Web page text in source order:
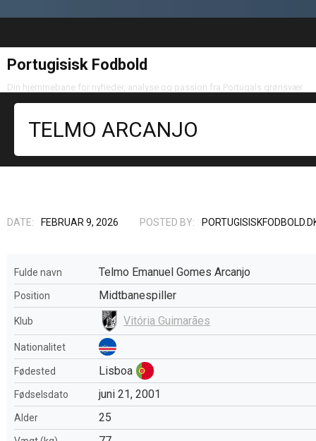
Portugisisk Fodbold
Din hjemmebane for nyheder, analyse og passion fra Portugals grønsvær
TELMO ARCANJO
DATE: FEBRUAR 9, 2026 POSTED BY:
Fulde navn Telmo Emanuel Gomes Arcanjo
Position Midtbanespiller
Klub Vitória Guimarães
Nationalitet
Fødested Lisboa
Fødselsdato juni 21, 2001
Alder 25